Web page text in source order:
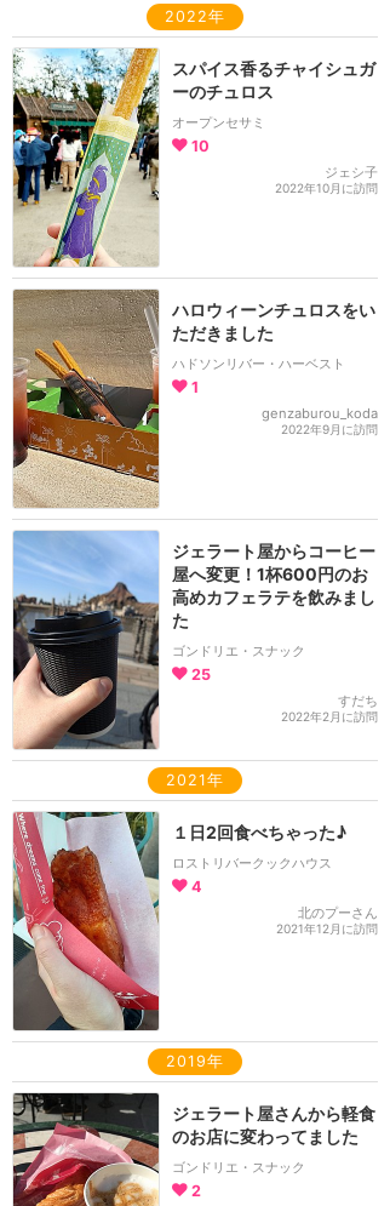
2022年
スパイス香るチャイシュガ
ーのチュロス
オープンセサミ
10
ジェシ子
2022年10月に訪問
ハロウィーンチュロスをい
ただきました
ハドソンリバー・ハーベスト
1
genzaburou_koda
2022年9月に訪問
ジェラート屋からコーヒー
屋へ変更！1杯600円のお
高めカフェラテを飲みまし
た
ゴンドリエ・スナック
25
すだち
2022年2月に訪問
2021年
１日2回食べちゃった♪
ロストリバークックハウス
4
北のプーさん
2021年12月に訪問
2019年
ジェラート屋さんから軽食
のお店に変わってました
ゴンドリエ・スナック
2